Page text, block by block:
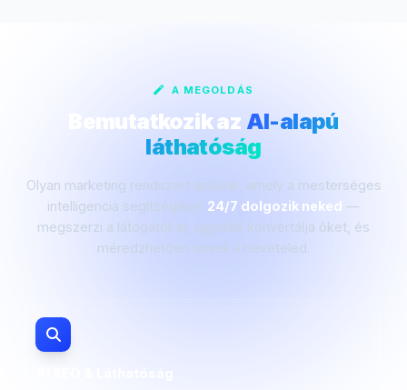
A MEGOLDÁS
Bemutatkozik az AI-alapú
láthatóság
Olyan marketing rendszert építünk, amely a mesterséges
intelligencia segítségével 24/7 dolgozik neked —
megszerzi a látogatókat, ügyféllé konvertálja őket, és
méredzhetően növeli a bevételed.